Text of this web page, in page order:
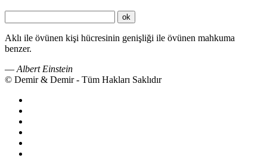
Aklı ile övünen kişi hücresinin genişliği ile övünen mahkuma
benzer.
— Albert Einstein
© Demir & Demir - Tüm Hakları Saklıdır
Menü